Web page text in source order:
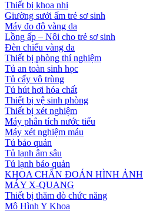
Thiết bị khoa nhi
Giường sưởi ấm trẻ sơ sinh
Máy đo độ vàng da
Lồng ấp – Nôi cho trẻ sơ sinh
Đèn chiếu vàng da
Thiết bị phòng thí nghiệm
Tủ an toàn sinh học
Tủ cấy vô trùng
Tủ hút hơi hóa chất
Thiết bị vệ sinh phòng
Thiết bị xét nghiệm
Máy phân tích nước tiểu
Máy xét nghiệm máu
Tủ bảo quản
Tủ lạnh âm sâu
Tủ lạnh bảo quản
KHOA CHẨN ĐOÁN HÌNH ẢNH
MÁY X-QUANG
Thiết bị thăm dò chức năng
Mô Hình Y Khoa